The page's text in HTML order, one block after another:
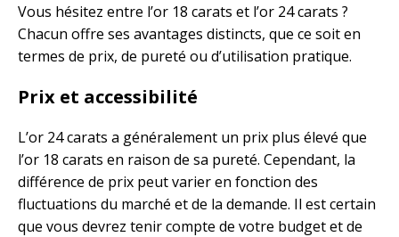
Vous hésitez entre l’or 18 carats et l’or 24 carats ?
Chacun offre ses avantages distincts, que ce soit en
termes de prix, de pureté ou d’utilisation pratique.
Prix et accessibilité
L’or 24 carats a généralement un prix plus élevé que
l’or 18 carats en raison de sa pureté. Cependant, la
différence de prix peut varier en fonction des
fluctuations du marché et de la demande. Il est certain
que vous devrez tenir compte de votre budget et de